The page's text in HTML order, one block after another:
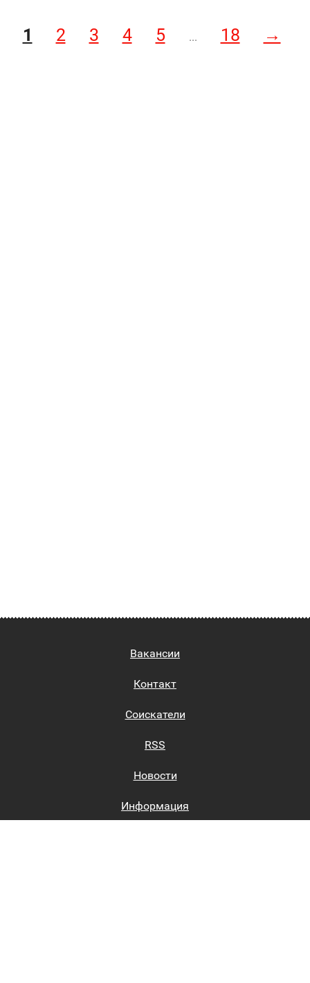
1 2 3 4 5 ... 18 →
Вакансии
Контакт
Соискатели
RSS
Новости
Информация